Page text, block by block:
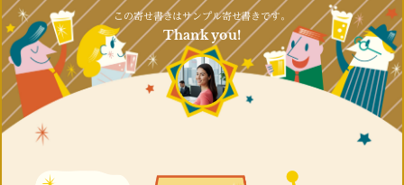
Thank you!
この寄せ書きはサンプル寄せ書きです。